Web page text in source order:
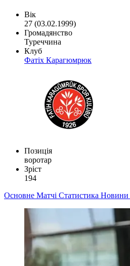
Вік
27 (03.02.1999)
Громадянство
Туреччина
Клуб
Фатіх Карагюмрюк
Позиція
воротар
Зріст
194
Основне Матчі Статистика Новини